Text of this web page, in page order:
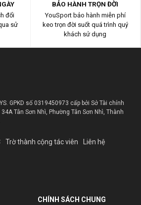
đổi
sử
BẢO HÀNH TRỌN ĐỜI
YouSport bảo hành miễn phí
keo trọn đời suốt quá trình quý
khách sử dụng
GPKD số 0319450973 cấp bởi Sở Tài chính
Tân Sơn Nhì, Phường Tân Sơn Nhì, Thành
Trờ thành cộng tác viên Liên hệ
CHÍNH SÁCH CHUNG